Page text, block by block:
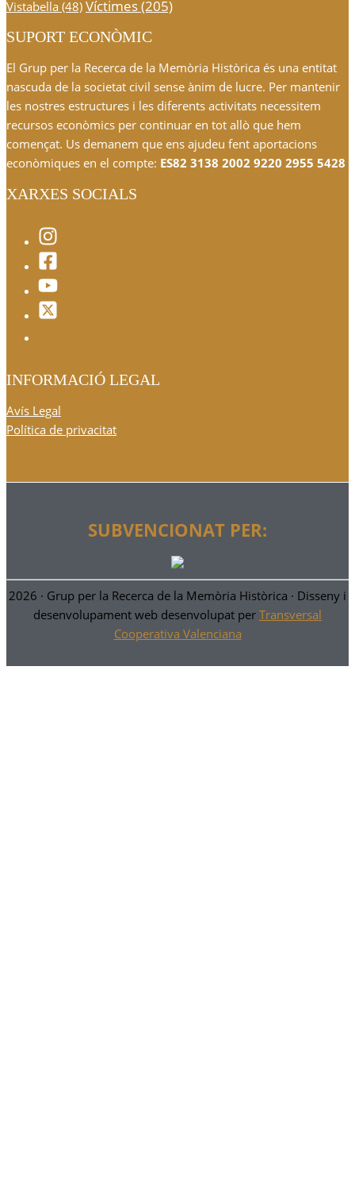
Vistabella (48) Víctimes(205)
SUPORT ECONÒMIC
El Grup per la Recerca de la Memòria Històrica és una entitat
nascuda de la societat civil sense ànim de lucre. Per mantenir
les nostres estructures i les diferents activitats necessitem
recursos econòmics per continuar en tot allò que hem
començat. Us demanem que ens ajudeu fent aportacions
econòmiques en el compte: ES82 3138 2002 9220 2955 5428
XARXES SOCIALS
INFORMACIÓ LEGAL
Avís Legal
Política de privacitat
SUBVENCIONAT PER:
2026 · Grup per la Recerca de la Memòria Històrica · Disseny i
desenvolupament web desenvolupat per Transversal
Cooperativa Valenciana